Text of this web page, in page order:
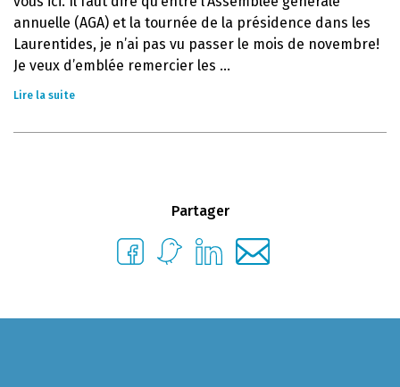
annuelle (AGA) et la tournée de la présidence dans les
Laurentides, je n’ai pas vu passer le mois de novembre!
Je veux d’emblée remercier les ...
Lire la suite
Partager